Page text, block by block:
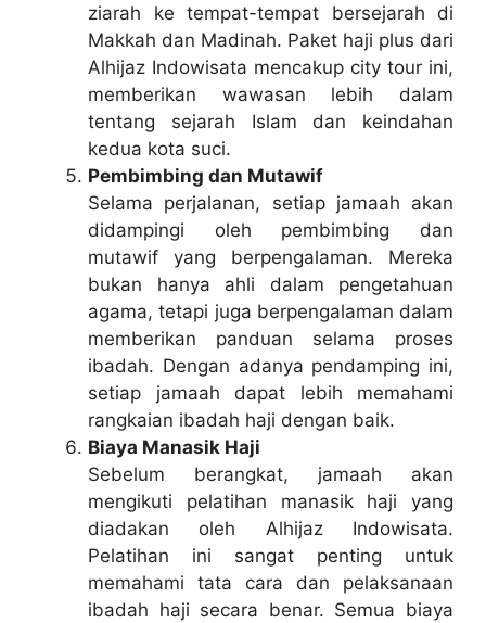
ziarah ke tempat-tempat bersejarah di
Makkah dan Madinah. Paket haji plus dari
Alhijaz Indowisata mencakup city tour ini,
memberikan wawasan lebih dalam
tentang sejarah Islam dan keindahan
kedua kota suci.
Pembimbing dan Mutawif
Selama perjalanan, setiap jamaah akan
didampingi oleh pembimbing dan
mutawif yang berpengalaman. Mereka
bukan hanya ahli dalam pengetahuan
agama, tetapi juga berpengalaman dalam
memberikan panduan selama proses
ibadah. Dengan adanya pendamping ini,
setiap jamaah dapat lebih memahami
rangkaian ibadah haji dengan baik.
Biaya Manasik Haji
Sebelum berangkat, jamaah akan
mengikuti pelatihan manasik haji yang
diadakan oleh Alhijaz Indowisata.
Pelatihan ini sangat penting untuk
memahami tata cara dan pelaksanaan
ibadah haji secara benar. Semua biaya